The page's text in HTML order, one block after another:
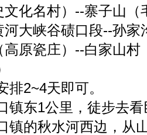
文化名村）--寨子山（
大峡谷碛口段--孙家
原瓷庄）--白家山村
2~4天即可。
东1公里，徒步去看
的秋水河西边，从